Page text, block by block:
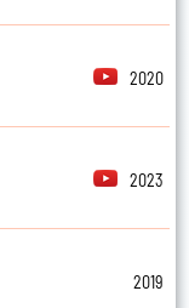
2020
2023
2019